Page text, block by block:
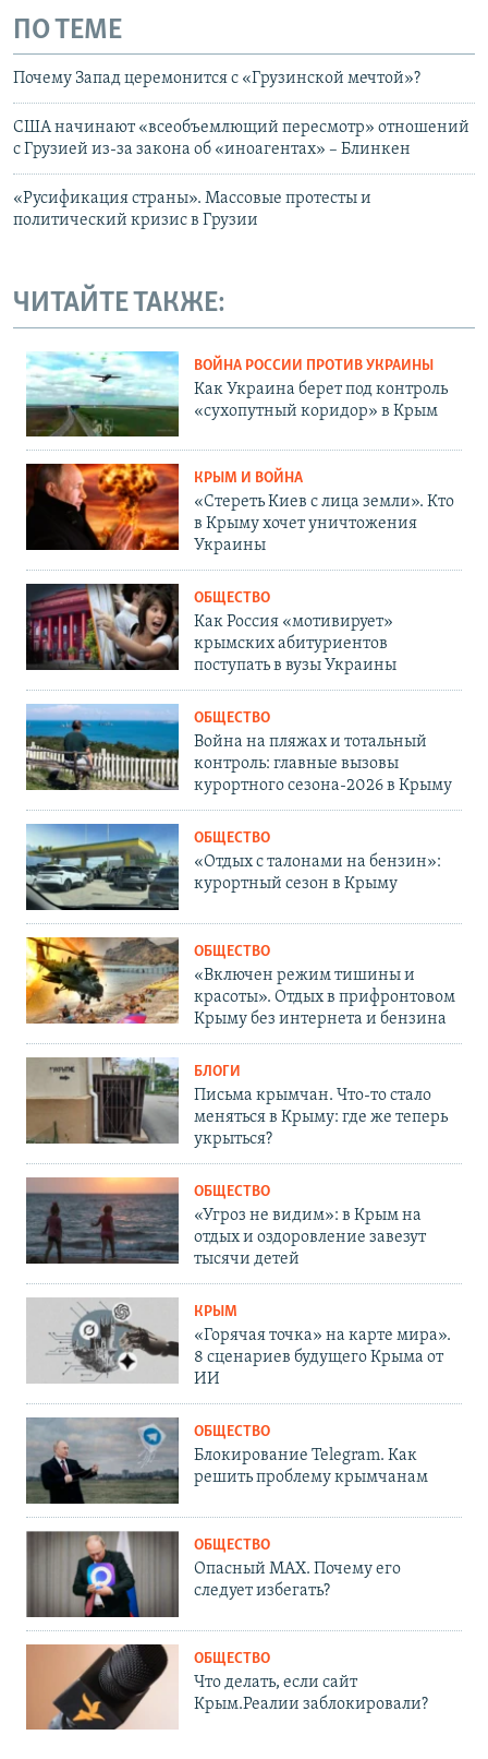
ПО ТЕМЕ
Почему Запад церемонится с «Грузинской мечтой»?
США начинают «всеобъемлющий пересмотр» отношений
с Грузией из-за закона об «иноагентах» – Блинкен
«Русификация страны». Массовые протесты и
политический кризис в Грузии
ЧИТАЙТЕ ТАКЖЕ:
ВОЙНА РОССИИ ПРОТИВ УКРАИНЫ
Как Украина берет под контроль
«сухопутный коридор» в Крым
КРЫМ И ВОЙНА
«Стереть Киев с лица земли». Кто
в Крыму хочет уничтожения
Украины
ОБЩЕСТВО
Как Россия «мотивирует»
крымских абитуриентов
поступать в вузы Украины
ОБЩЕСТВО
Война на пляжах и тотальный
контроль: главные вызовы
курортного сезона-2026 в Крыму
ОБЩЕСТВО
«Отдых с талонами на бензин»:
курортный сезон в Крыму
ОБЩЕСТВО
«Включен режим тишины и
красоты». Отдых в прифронтовом
Крыму без интернета и бензина
БЛОГИ
Письма крымчан. Что-то стало
меняться в Крыму: где же теперь
укрыться?
ОБЩЕСТВО
«Угроз не видим»: в Крым на
отдых и оздоровление завезут
тысячи детей
КРЫМ
«Горячая точка» на карте мира».
8 сценариев будущего Крыма от
ИИ
ОБЩЕСТВО
Блокирование Telegram. Как
решить проблему крымчанам
ОБЩЕСТВО
Опасный MAX. Почему его
следует избегать?
ОБЩЕСТВО
Что делать, если сайт
Крым.Реалии заблокировали?